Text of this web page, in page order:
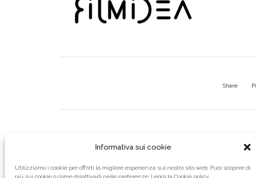
Informativa sui cookie
Utilizziamo i cookie per offrirti la migliore esperienza sul nostro sito web. Puoi scoprire di
più sui cookie o come disattivarli nelle preferenze. Leggi la Cookie policy.
Share